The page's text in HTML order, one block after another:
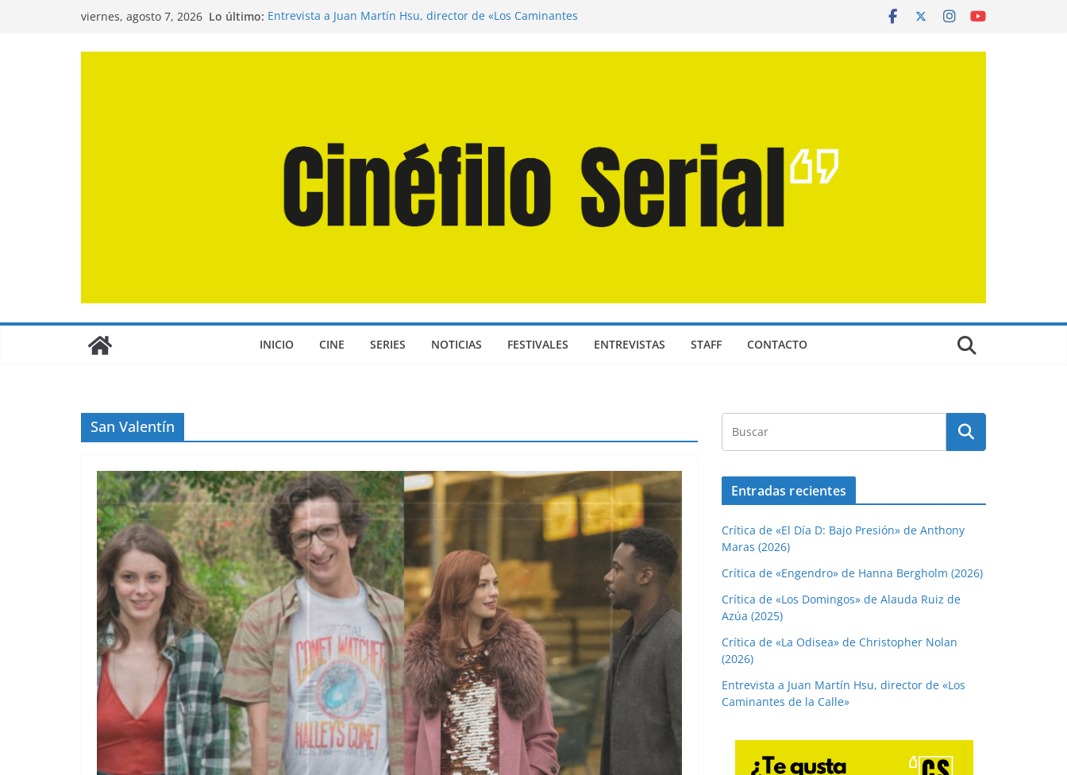
viernes, agosto 7, 2026 Lo último: Entrevista a Juan Martín Hsu, director de «Los Caminantes
INICIO CINE SERIES NOTICIAS FESTIVALES ENTREVISTAS STAFF CONTACTO
San Valentín
Entradas recientes
Crítica de «El Día D: Bajo Presión» de Anthony
Maras (2026)
Crítica de «Engendro» de Hanna Bergholm (2026)
Crítica de «Los Domingos» de Alauda Ruiz de
Azúa (2025)
Crítica de «La Odisea» de Christopher Nolan
(2026)
Entrevista a Juan Martín Hsu, director de «Los
Caminantes de la Calle»